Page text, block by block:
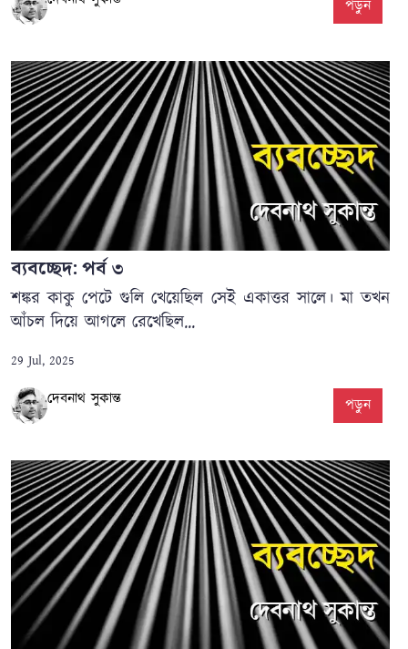
পড়ুন
ব্যবচ্ছেদ: পর্ব ৩
শঙ্কর কাকু পেটে গুলি খেয়েছিল সেই একাত্তর সালে। মা তখন
আঁচল দিয়ে আগলে রেখেছিল...
29 Jul, 2025
দেবনাথ সুকান্ত পড়ুন